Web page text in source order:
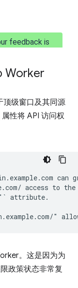
Worker
顶级窗口及其同源
属性将 API 访问权
can
access to
attribute.
。这是因为为
政策状态非常复